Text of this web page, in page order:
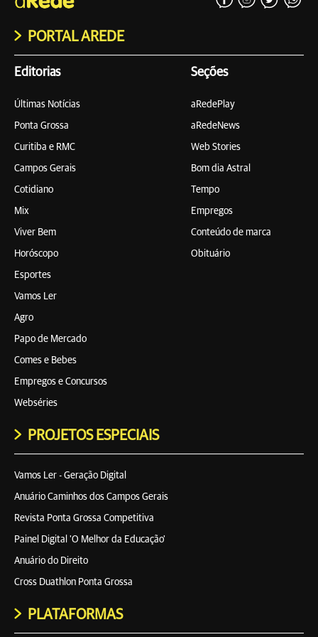
PORTAL AREDE
Editorias
Últimas Notícias
Ponta Grossa
Curitiba e RMC
Campos Gerais
Cotidiano
Mix
Viver Bem
Horóscopo
Esportes
Vamos Ler
Agro
Papo de Mercado
Comes e Bebes
Empregos e Concursos
Webséries
Seções
aRedePlay
aRedeNews
Web Stories
Bom dia Astral
Tempo
Empregos
Conteúdo de marca
Obituário
PROJETOS ESPECIAIS
Vamos Ler - Geração Digital
Anuário Caminhos dos Campos Gerais
Revista Ponta Grossa Competitiva
Painel Digital 'O Melhor da Educação'
Anuário do Direito
Cross Duathlon Ponta Grossa
PLATAFORMAS